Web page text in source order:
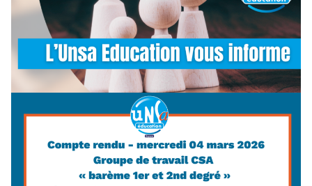
Vous allez bientôt recevoir un mail du Ministère qui vous
propose un contrat collectif prévoyance. Mais au fait, qu'est
que la prévoyance ? La couverture…
Lire la suite →